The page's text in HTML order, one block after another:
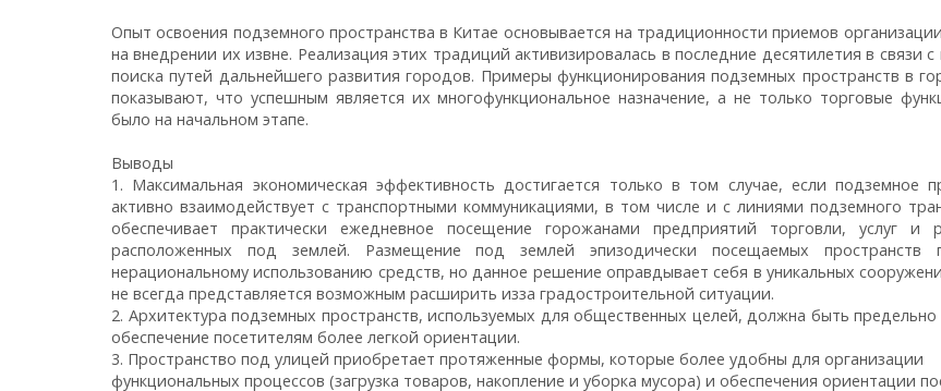
Опыт освоения подземного пространства в Китае основывается на традиционности приемов
на внедрении их извне. Реализация этих традиций активизировалась в последние десятилетия в связи
поиска путей дальнейшего развития городов. Примеры функционирования подземных пространств в
показывают, что успешным является их многофункциональное назначение, а не только торговые
было на начальном этапе.
Выводы
1. Максимальная экономическая эффективность достигается только в том случае, если подземное
активно взаимодействует с транспортными коммуникациями, в том числе и с линиями подземного
обеспечивает практически ежедневное посещение горожанами предприятий торговли, услуг и
расположенных под землей. Размещение под землей эпизодически посещаемых пространств
нерациональному использованию средств, но данное решение оправдывает себя в уникальных
не всегда представляется возможным расширить изза градостроительной ситуации.
2. Архитектура подземных пространств, используемых для общественных целей, должна быть предельно
обеспечение посетителям более легкой ориентации.
3. Пространство под улицей приобретает протяженные формы, которые более удобны для организации
функциональных процессов (загрузка товаров, накопление и уборка мусора) и обеспечения ориентации